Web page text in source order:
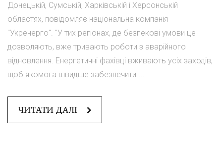
Донецькій, Сумській, Харківській і Херсонській
областях, повідомляє національна компанія
"Укренерго". "У тих регіонах, де безпекові умови це
дозволяють, вже тривають роботи з аварійного
відновлення. Енергетичні фахівці вживають усіх заходів,
щоб якомога швидше забезпечити ...
ЧИТАТИ ДАЛІ